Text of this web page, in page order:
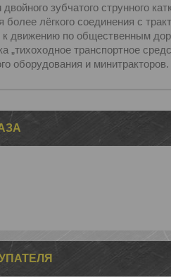
двойного зубчатого струнного
лёгкого соединения с
к движению по общественным
„тихоходное транспортное
оборудования и минитракторов.